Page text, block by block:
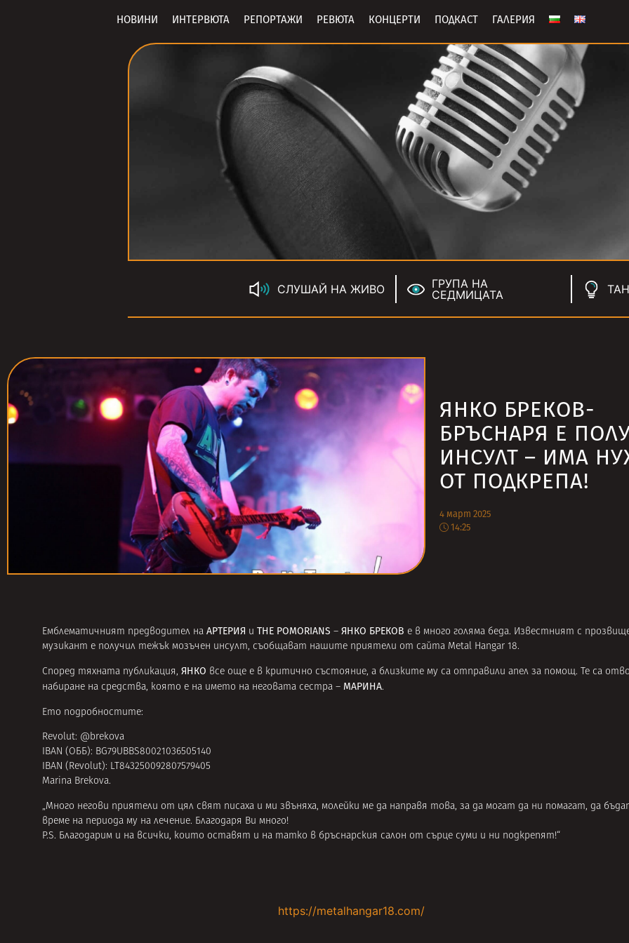
НОВИНИ ИНТЕРВЮТА РЕПОРТАЖИ РЕВЮТА КОНЦЕРТИ ПОДКАСТ ГАЛЕРИЯ
СЛУШАЙ НА ЖИВО
ГРУПА НА
СЕДМИЦАТА
ЯНКО БРЕКОВ-
БРЪСНАРЯ Е
ИНСУЛТ – ИМА
ОТ ПОДКРЕПА!
4 март 2025
14:25
Емблематичният предводител на АРТЕРИЯ и THE POMORIANS – ЯНКО БРЕКОВ е в много голяма беда. Известният с
музикант е получил тежък мозъчен инсулт, съобщават нашите приятели от сайта Metal Hangar 18.
Според тяхната публикация, ЯНКО все още е в критично състояние, а близките му са отправили апел за помощ. Те са
набиране на средства, която е на името на неговата сестра – МАРИНА.
Ето подробностите:
Revolut: @brekova
IBAN (ОББ): BG79UBBS80021036505140
IBAN (Revolut): LT843250092807579405
Marina Brekova.
„Много негови приятели от цял свят писаха и ми звъняха, молейки ме да направя това, за да могат да ни помагат, да
време на периода му на лечение. Благодаря Ви много!
P.S. Благодарим и на всички, които оставят и на татко в бръснарския салон от сърце суми и ни подкрепят!“
https://metalhangar18.com/